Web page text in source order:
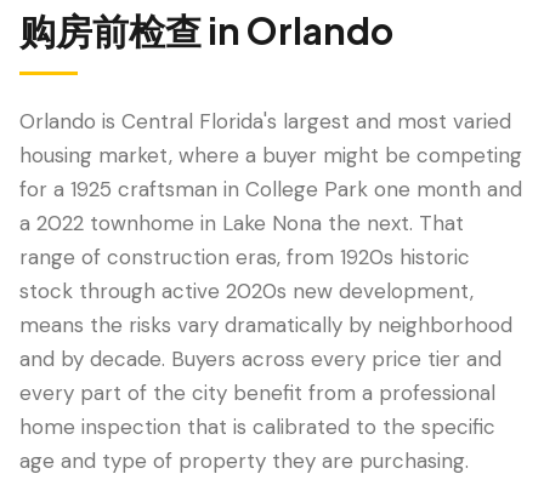
LANGUAGE
English Português Español 中文 ✓
407-205-7228
购房前检查in Orlando
Orlando is Central Florida's largest and most varied
housing market, where a buyer might be competing
for a 1925 craftsman in College Park one month and
a 2022 townhome in Lake Nona the next. That
range of construction eras, from 1920s historic
stock through active 2020s new development,
means the risks vary dramatically by neighborhood
and by decade. Buyers across every price tier and
every part of the city benefit from a professional
home inspection that is calibrated to the specific
age and type of property they are purchasing.